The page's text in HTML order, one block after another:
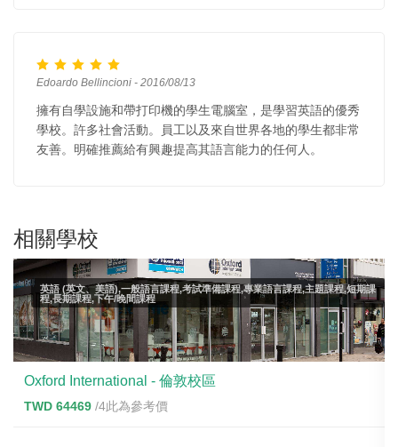
Edoardo Bellincioni - 2016/08/13
擁有自學設施和帶打印機的學生電腦室，是學習英語的優秀
學校。許多社會活動。員工以及來自世界各地的學生都非常
友善。明確推薦給有興趣提高其語言能力的任何人。
相關學校
英語 (英文、美語),一般語言課程,考試準備課程,專業語言課程,主題課程,短期課
程,長期課程,下午/晚間課程
Oxford International - 倫敦校區
TWD 64469 /4此為參考價